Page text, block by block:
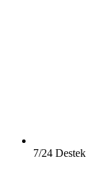
7/24 Destek